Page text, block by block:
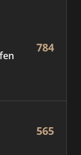
784
565